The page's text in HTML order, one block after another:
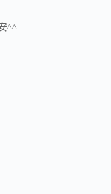
^^